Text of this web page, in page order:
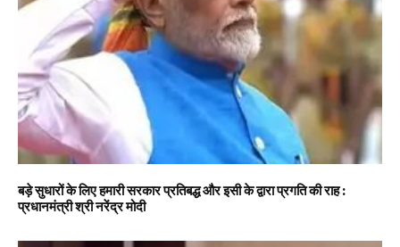
बड़े सुधारों के लिए हमारी सरकार प्रतिबद्ध और इसी के द्वारा प्रगति की राह :
प्रधानमंत्री श्री नरेंद्र मोदी